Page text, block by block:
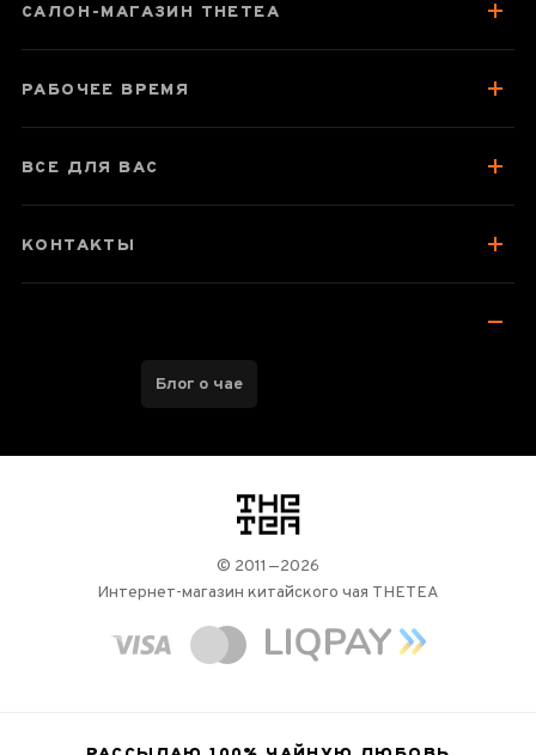
Паспорт товара
САЛОН-МАГАЗИН THETEA
РАБОЧЕЕ ВРЕМЯ
ВСЕ ДЛЯ ВАС
КОНТАКТЫ
Блог о чае
логотип
© 2011—2026
Интернет-магазин китайского чая THETEA